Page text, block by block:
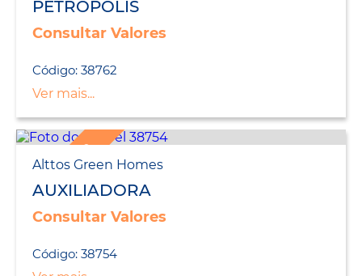
PETRÓPOLIS
Consultar Valores
Código: 38762
Ver mais...
LANÇAMENTO
Alttos Green Homes
AUXILIADORA
Consultar Valores
Código: 38754